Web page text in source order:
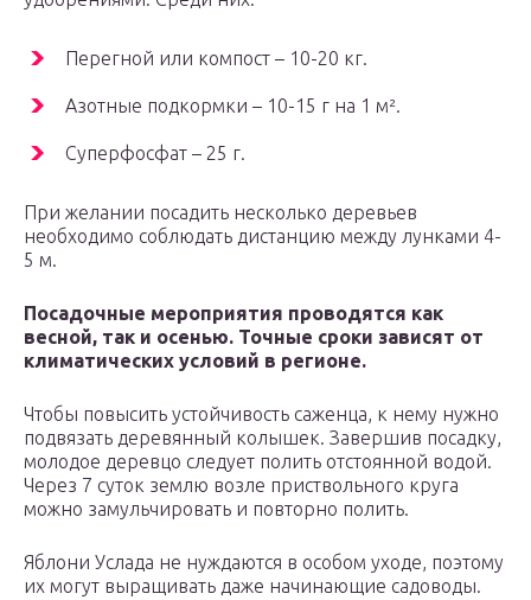
Перегной или компост – 10-20 кг.
Азотные подкормки – 10-15 г на 1 м².
Суперфосфат – 25 г.
При желании посадить несколько деревьев
необходимо соблюдать дистанцию между лунками 4-
5 м.
Посадочные мероприятия проводятся как
весной, так и осенью. Точные сроки зависят от
климатических условий в регионе.
Чтобы повысить устойчивость саженца, к нему нужно
подвязать деревянный колышек. Завершив посадку,
молодое деревцо следует полить отстоянной водой.
Через 7 суток землю возле приствольного круга
можно замульчировать и повторно полить.
Яблони Услада не нуждаются в особом уходе, поэтому
их могут выращивать даже начинающие садоводы.